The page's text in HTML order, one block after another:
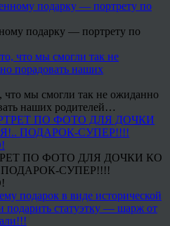
подарку — портрету по
что мы смогли так не ожиданно
наших родителей…
ПО ФОТО ДЛЯ ДОЧКИ КО
СУПЕР!!!!